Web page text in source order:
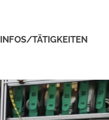
INFOS/TÄTIGKEITEN